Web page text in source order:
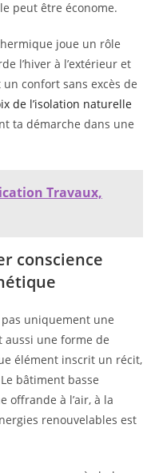
peut être économe.
joue un rôle
l’hiver à l’extérieur et
confort sans excès de
de l’isolation naturelle
ta démarche dans une
Travaux,
conscience
pas uniquement une
aussi une forme de
élément inscrit un récit,
bâtiment basse
offrande à l’air, à la
renouvelables est